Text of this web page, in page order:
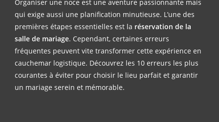
Organiser une noce est une aventure passionnante mais
qui exige aussi une planification minutieuse. L’une des
premières étapes essentielles est la réservation de la
salle de mariage. Cependant, certaines erreurs
fréquentes peuvent vite transformer cette expérience en
cauchemar logistique. Découvrez les 10 erreurs les plus
courantes à éviter pour choisir le lieu parfait et garantir
un mariage serein et mémorable.